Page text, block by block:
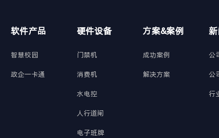
软件产品
智慧校园
政企一卡通
硬件设备
门禁机
消费机
水电控
人行道闸
电子班牌
方案&案例
成功案例
解决方案
公
公
行